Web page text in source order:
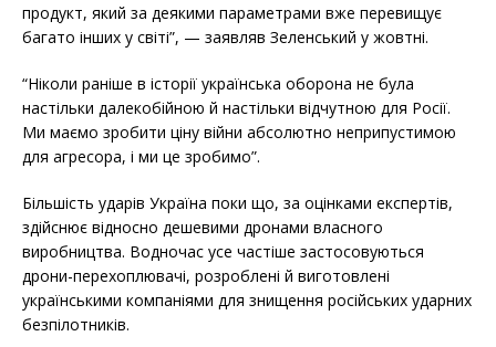
продукт, який за деякими параметрами вже перевищує
багато інших у світі”, — заявляв Зеленський у жовтні.
“Ніколи раніше в історії українська оборона не була
настільки далекобійною й настільки відчутною для Росії.
Ми маємо зробити ціну війни абсолютно неприпустимою
для агресора, і ми це зробимо”.
Більшість ударів Україна поки що, за оцінками експертів,
здійснює відносно дешевими дронами власного
виробництва. Водночас усе частіше застосовуються
дрони-перехоплювачі, розроблені й виготовлені
українськими компаніями для знищення російських ударних
безпілотників.